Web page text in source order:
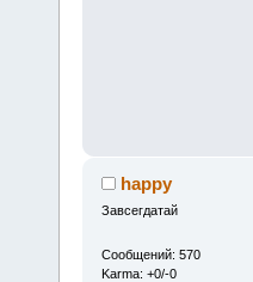
happy
Завсегдатай
Сообщений: 570
Karma: +0/-0